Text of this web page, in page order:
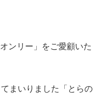
ンリー」をご愛顧いた
まいりました「とらの